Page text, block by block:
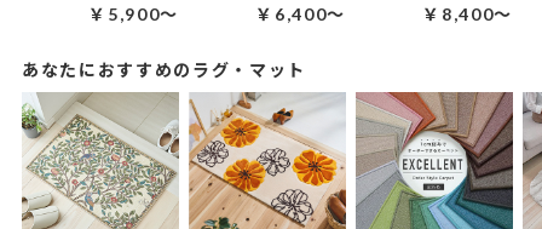
￥5,900～ ￥6,400～ ￥8,400～
あなたにおすすめのラグ・マット